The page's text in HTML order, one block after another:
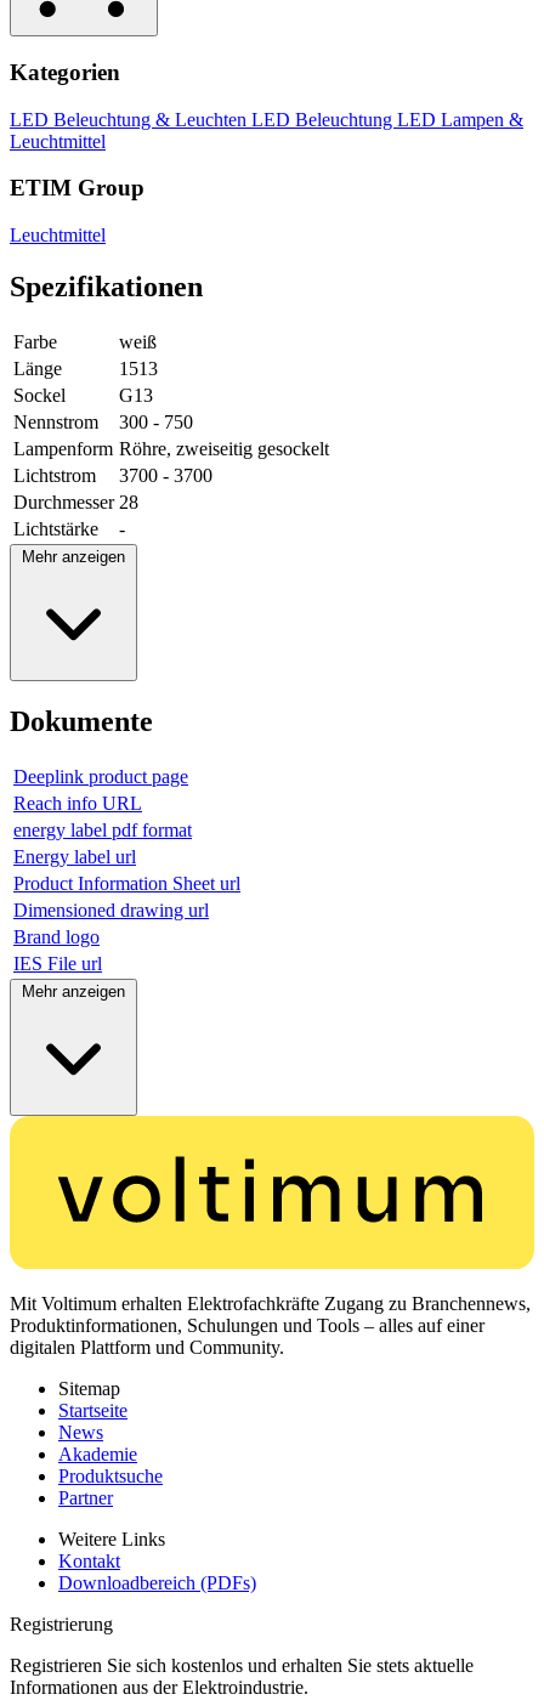
Kategorien
LED Beleuchtung & Leuchten LED Beleuchtung LED Lampen &
Leuchtmittel
ETIM Group
Leuchtmittel
Spezifikationen
Farbe
weiß
Länge
1513
Sockel
G13
Nennstrom
300 - 750
Lampenform Röhre, zweiseitig gesockelt
Lichtstrom
3700 - 3700
Durchmesser 28
Lichtstärke
-
Mehr anzeigen
Dokumente
Deeplink product page
Reach info URL
energy label pdf format
Energy label url
Product Information Sheet url
Dimensioned drawing url
Brand logo
IES File url
Mehr anzeigen
Mit Voltimum erhalten Elektrofachkräfte Zugang zu Branchennews,
Produktinformationen, Schulungen und Tools – alles auf einer
digitalen Plattform und Community.
Sitemap
Startseite
News
Akademie
Produktsuche
Partner
Weitere Links
Kontakt
Downloadbereich (PDFs)
Registrierung
Registrieren Sie sich kostenlos und erhalten Sie stets aktuelle
Informationen aus der Elektroindustrie.